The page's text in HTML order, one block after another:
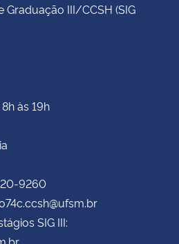
Graduação III/CCSH (SIG
às 19h
9260
SIG III: